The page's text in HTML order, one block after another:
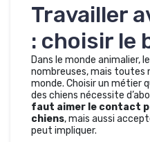
Travailler
: choisir le
Dans le monde animalier,
nombreuses, mais toutes
monde. Choisir un métier
des chiens nécessite
faut aimer le contact
chiens, mais aussi
peut impliquer.